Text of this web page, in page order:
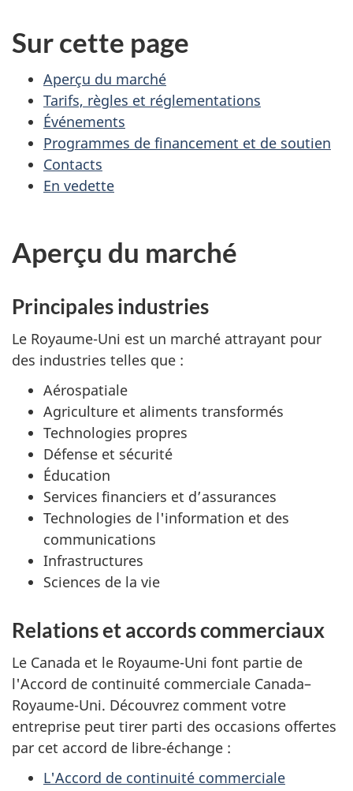
Sur cette page
Aperçu du marché
Tarifs, règles et réglementations
Événements
Programmes de financement et de soutien
Contacts
En vedette
Aperçu du marché
Principales industries
Le Royaume-Uni est un marché attrayant pour
des industries telles que :
Aérospatiale
Agriculture et aliments transformés
Technologies propres
Défense et sécurité
Éducation
Services financiers et d’assurances
Technologies de l'information et des
communications
Infrastructures
Sciences de la vie
Relations et accords commerciaux
Le Canada et le Royaume-Uni font partie de
l'Accord de continuité commerciale Canada–
Royaume-Uni. Découvrez comment votre
entreprise peut tirer parti des occasions offertes
par cet accord de libre-échange :
L'Accord de continuité commerciale